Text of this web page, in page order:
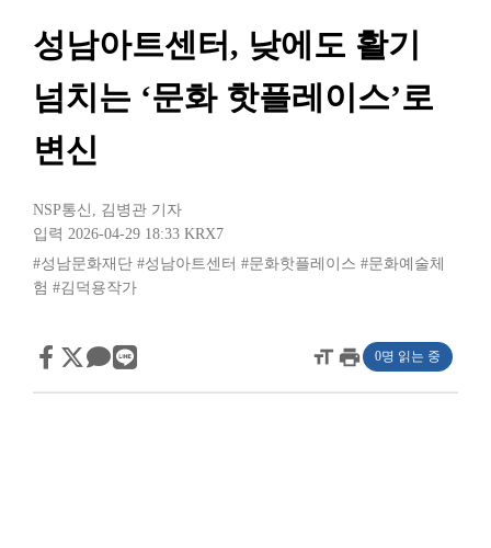
성남아트센터, 낮에도 활기
넘치는 ‘문화 핫플레이스’로
변신
NSP통신 , 김병관 기자
입력 2026-04-29 18:33 KRX7
#성남문화재단 #성남아트센터 #문화핫플레이스 #문화예술체
험 #김덕용작가
format_sizeprint 0명 읽는 중